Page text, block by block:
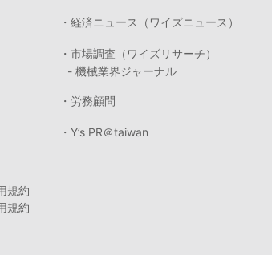
規約
規約
・経済ニュース（ワイズニュース）
・市場調査（ワイズリサーチ）
- 機械業界ジャーナル
・労務顧問
・Y’s PR＠taiwan